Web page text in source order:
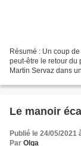
Résumé : Un coup
peut-être le retour du
Martin Servaz dans
Le manoir
Publié le 24/05/2021
Par Olga